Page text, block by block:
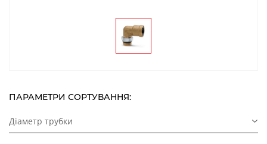
ПАРАМЕТРИ СОРТУВАННЯ:
Діаметр трубки